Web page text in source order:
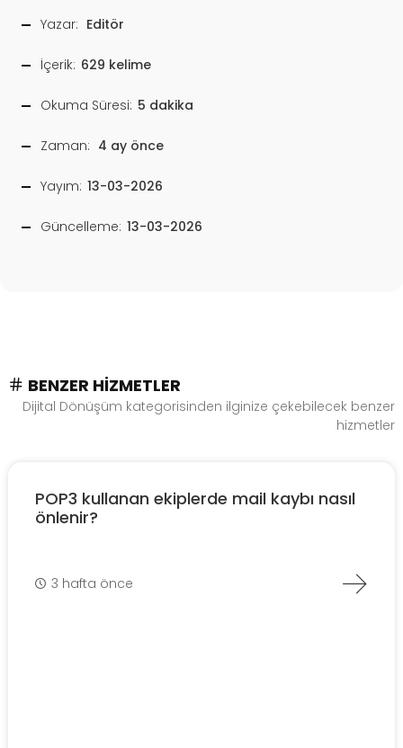
Yazar: Editör
İçerik: 629 kelime
Okuma Süresi: 5 dakika
Zaman: 4 ay önce
Yayım: 13-03-2026
Güncelleme: 13-03-2026
BENZER HIZMETLER
Dijital Dönüşüm kategorisinden ilginize çekebilecek benzer
hizmetler
POP3 kullanan ekiplerde mail kaybı nasıl
önlenir?
3 hafta önce